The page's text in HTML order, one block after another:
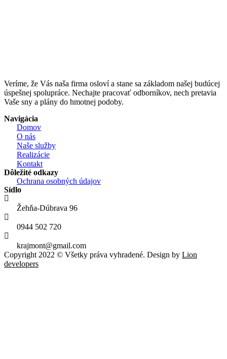
Veríme, že Vás naša firma osloví a stane sa základom našej budúcej
úspešnej spolupráce. Nechajte pracovať odborníkov, nech pretavia
Vaše sny a plány do hmotnej podoby.
Navigácia
Domov
O nás
Naše služby
Realizácie
Kontakt
Dôležité odkazy
Ochrana osobných údajov
Sídlo
Žehňa-Dúbrava 96
0944 502 720
krajmont@gmail.com
Copyright 2022 © Všetky práva vyhradené. Design by Lion
developers